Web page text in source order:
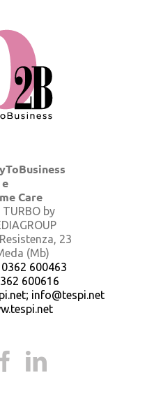
e
Care
TURBO by
23
(Mb)
600463
600616
info@tespi.net